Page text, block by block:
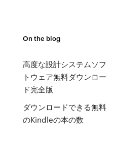
On the blog
高度な設計システムソフ
トウェア無料ダウンロー
ド完全版
ダウンロードできる無料
のKindleの本の数